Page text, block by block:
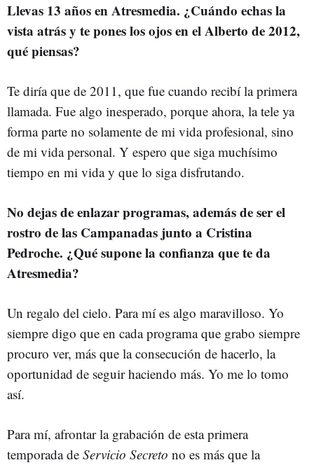
Llevas 13 años en Atresmedia. ¿Cuándo echas la
vista atrás y te pones los ojos en el Alberto de 2012,
qué piensas?
Te diría que de 2011, que fue cuando recibí la primera
llamada. Fue algo inesperado, porque ahora, la tele ya
forma parte no solamente de mi vida profesional, sino
de mi vida personal. Y espero que siga muchísimo
tiempo en mi vida y que lo siga disfrutando.
No dejas de enlazar programas, además de ser el
rostro de las Campanadas junto a Cristina
Pedroche. ¿Qué supone la confianza que te da
Atresmedia?
Un regalo del cielo. Para mí es algo maravilloso. Yo
siempre digo que en cada programa que grabo siempre
procuro ver, más que la consecución de hacerlo, la
oportunidad de seguir haciendo más. Yo me lo tomo
así.
Para mí, afrontar la grabación de esta primera
temporada de Servicio Secreto no es más que la